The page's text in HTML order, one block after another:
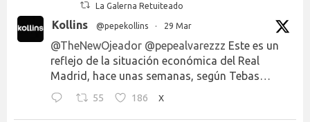
La Galerna Retuiteado
Kollins @pepekollins · 29 Mar
@TheNewOjeador @pepealvarezzz Este es un
reflejo de la situación económica del Real
Madrid, hace unas semanas, según Tebas…
55 186 X